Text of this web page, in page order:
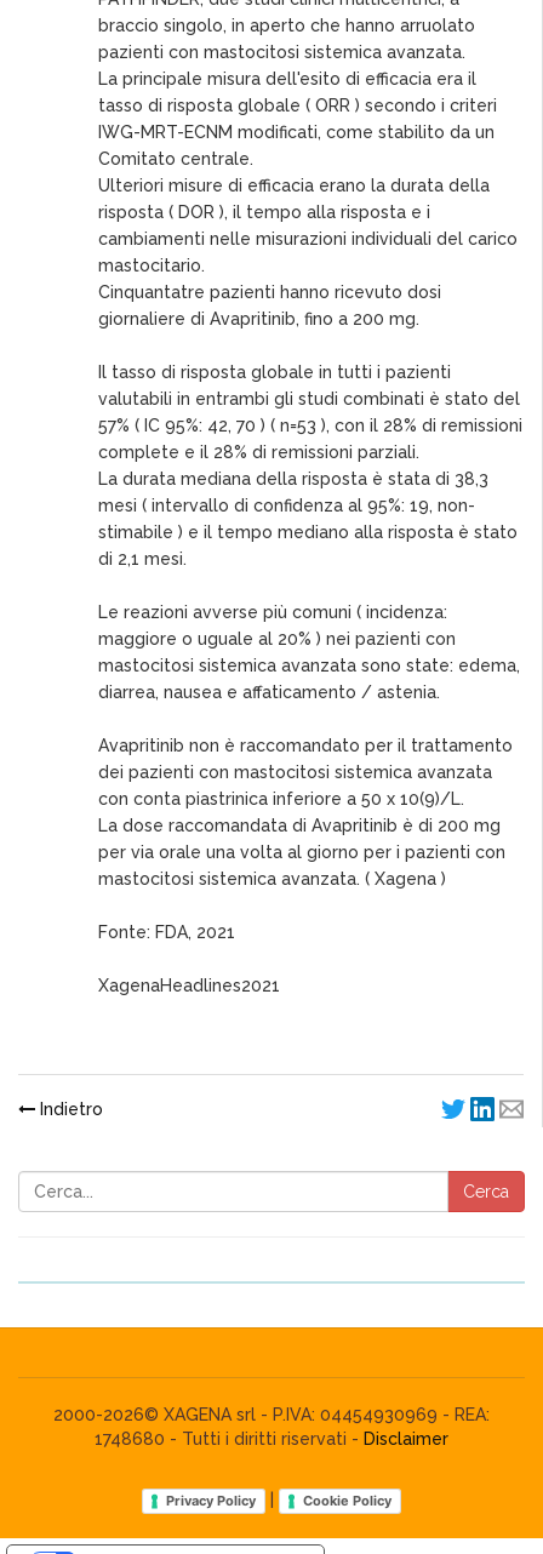
braccio singolo, in aperto che hanno arruolato
pazienti con mastocitosi sistemica avanzata.
La principale misura dell'esito di efficacia era il
tasso di risposta globale ( ORR ) secondo i criteri
IWG-MRT-ECNM modificati, come stabilito da un
Comitato centrale.
Ulteriori misure di efficacia erano la durata della
risposta ( DOR ), il tempo alla risposta e i
cambiamenti nelle misurazioni individuali del carico
mastocitario.
Cinquantatre pazienti hanno ricevuto dosi
giornaliere di Avapritinib, fino a 200 mg.
Il tasso di risposta globale in tutti i pazienti
valutabili in entrambi gli studi combinati è stato del
57% ( IC 95%: 42, 70 ) ( n=53 ), con il 28% di remissioni
complete e il 28% di remissioni parziali.
La durata mediana della risposta è stata di 38,3
mesi ( intervallo di confidenza al 95%: 19, non-
stimabile ) e il tempo mediano alla risposta è stato
di 2,1 mesi.
Le reazioni avverse più comuni ( incidenza:
maggiore o uguale al 20% ) nei pazienti con
mastocitosi sistemica avanzata sono state: edema,
diarrea, nausea e affaticamento / astenia.
Avapritinib non è raccomandato per il trattamento
dei pazienti con mastocitosi sistemica avanzata
con conta piastrinica inferiore a 50 x 10(9)/L.
La dose raccomandata di Avapritinib è di 200 mg
per via orale una volta al giorno per i pazienti con
mastocitosi sistemica avanzata. ( Xagena )
Fonte: FDA, 2021
XagenaHeadlines2021
Indietro
Cerca
2000-2026© XAGENA srl - P.IVA: 04454930969 - REA:
1748680 - Tutti i diritti riservati - Disclaimer
Privacy Policy Cookie Policy